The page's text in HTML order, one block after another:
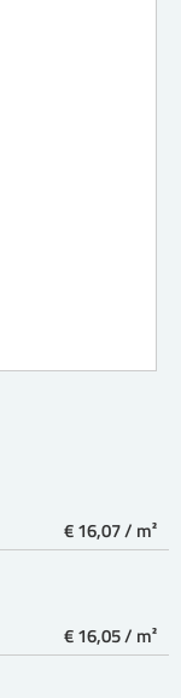
€ 16,07 / m²
€ 16,05 / m²